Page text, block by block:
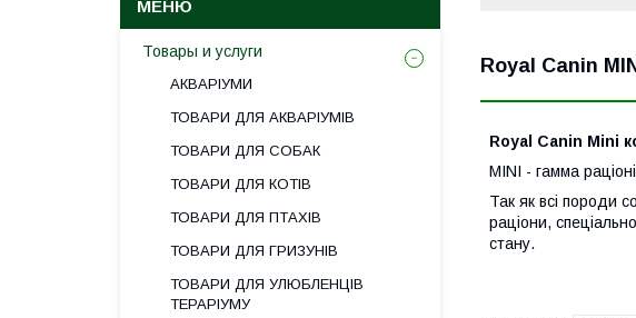
Royal Canin
Royal Canin Mini
MINI - гамма
Так як всі породи
раціони,
стану.
Товары и услуги
АКВАРІУМИ
ТОВАРИ ДЛЯ АКВАРІУМІВ
ТОВАРИ ДЛЯ СОБАК
ТОВАРИ ДЛЯ КОТІВ
ТОВАРИ ДЛЯ ПТАХІВ
ТОВАРИ ДЛЯ ГРИЗУНІВ
ТОВАРИ ДЛЯ УЛЮБЛЕНЦІВ
ТЕРАРІУМУ